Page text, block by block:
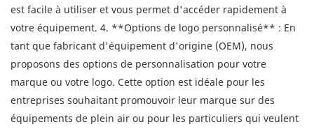
est facile à utiliser et vous permet d'accéder rapidement à
votre équipement. 4. **Options de logo personnalisé** : En
tant que fabricant d'équipement d'origine (OEM), nous
proposons des options de personnalisation pour votre
marque ou votre logo. Cette option est idéale pour les
entreprises souhaitant promouvoir leur marque sur des
équipements de plein air ou pour les particuliers qui veulent